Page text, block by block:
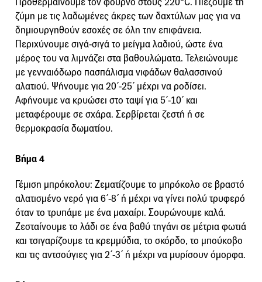
ζύμη με τις λαδωμένες άκρες των δαχτύλων μας για να
δημιουργηθούν εσοχές σε όλη την επιφάνεια.
Περιχύνουμε σιγά-σιγά το μείγμα λαδιού, ώστε ένα
μέρος του να λιμνάζει στα βαθουλώματα. Τελειώνουμε
με γενναιόδωρο πασπάλισμα νιφάδων θαλασσινού
αλατιού. Ψήνουμε για 20΄-25΄ μέχρι να ροδίσει.
Αφήνουμε να κρυώσει στο ταψί για 5΄-10΄ και
μεταφέρουμε σε σχάρα. Σερβίρεται ζεστή ή σε
θερμοκρασία δωματίου.
Βήμα 4
Γέμιση μπρόκολου: Ζεματίζουμε το μπρόκολο σε βραστό
αλατισμένο νερό για 6΄-8΄ ή μέχρι να γίνει πολύ τρυφερό
όταν το τρυπάμε με ένα μαχαίρι. Σουρώνουμε καλά.
Ζεσταίνουμε το λάδι σε ένα βαθύ τηγάνι σε μέτρια φωτιά
και τσιγαρίζουμε τα κρεμμύδια, το σκόρδο, το μπούκοβο
και τις αντσούγιες για 2΄-3΄ ή μέχρι να μυρίσουν όμορφα.